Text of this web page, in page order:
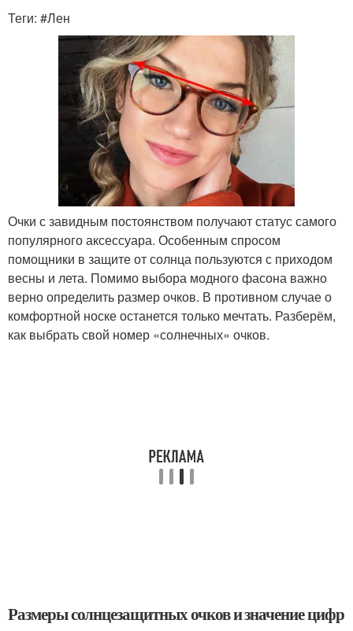
Теги: #Лен
Очки с завидным постоянством получают статус самого
популярного аксессуара. Особенным спросом
помощники в защите от солнца пользуются с приходом
весны и лета. Помимо выбора модного фасона важно
верно определить размер очков. В противном случае о
комфортной носке останется только мечтать. Разберём,
как выбрать свой номер «солнечных» очков.
Размеры солнцезащитных очков и значение цифр